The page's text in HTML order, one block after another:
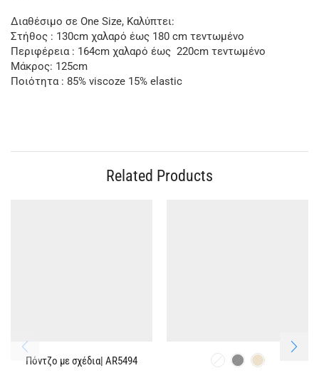
Διαθέσιμο σε One Size, Καλύπτει:
Στήθος : 130cm χαλαρό έως 180 cm τεντωμένο
Περιφέρεια : 164cm χαλαρό έως 220cm τεντωμένο
Μάκρος: 125cm
Ποιότητα : 85% viscoze 15% elastic
Related Products
Πόντζο με σχέδια| AR5494